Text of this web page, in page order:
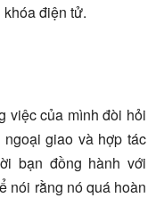
điện tử.
việc của mình đòi hỏi
giao và hợp tác
bạn đồng hành với
nói rằng nó quá hoàn